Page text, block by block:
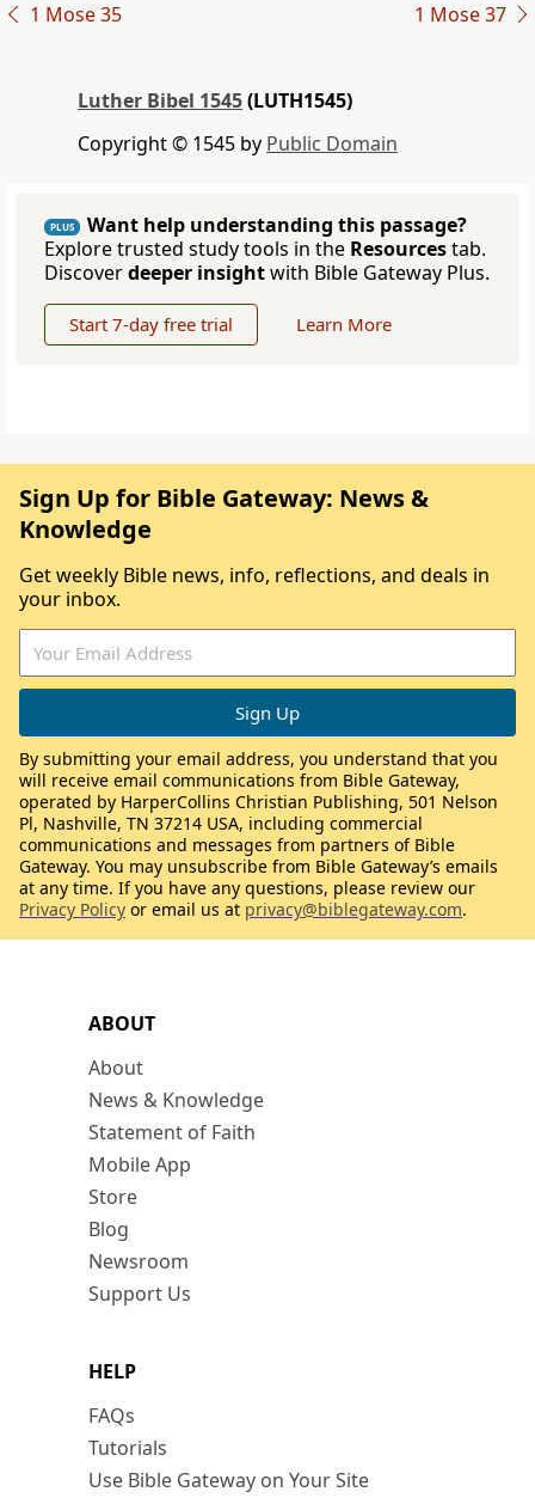
1 Mose 35 1 Mose 37
Luther Bibel 1545(LUTH1545)
Copyright © 1545 by Public Domain
PLUS
Want help understanding this passage?
Explore trusted study tools in the Resourcestab.
Discoverdeeper insightwith Bible Gateway Plus.
Start 7-day free trial Learn More
ABOUT
About
News & Knowledge
Statement of Faith
Mobile App
Store
Blog
Newsroom
Support Us
HELP
FAQs
Tutorials
Use Bible Gateway on Your Site
Sign Up for Bible Gateway: News &
Knowledge
Get weekly Bible news, info, reflections, and deals in
your inbox.
By submitting your email address, you understand that you
will receive email communications from Bible Gateway,
operated by HarperCollins Christian Publishing, 501 Nelson
Pl, Nashville, TN 37214 USA, including commercial
communications and messages from partners of Bible
Gateway. You may unsubscribe from Bible Gateway’s emails
at any time. If you have any questions, please review our
Privacy Policy or email us at privacy@biblegateway.com.